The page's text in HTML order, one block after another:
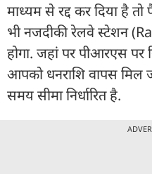
माध्यम से रद्द कर दिया है
भी नजदीकी रेलवे स्टेशन
होगा. जहां पर पीआरएस पर
आपको धनराशि वापस मिल
समय सीमा निर्धारित है.